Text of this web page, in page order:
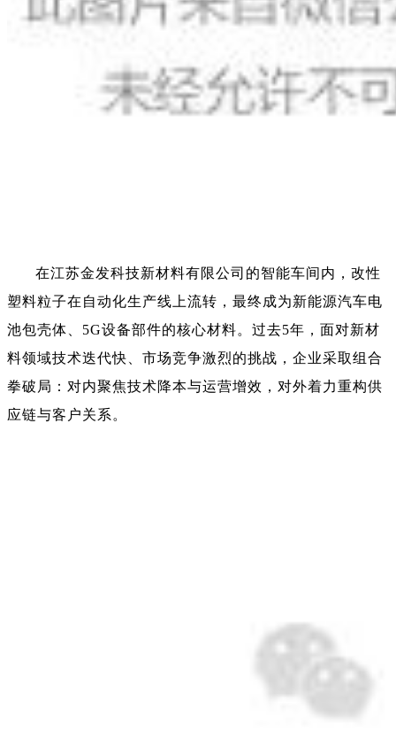
在江苏金发科技新材料有限公司的智能车间内，改性
塑料粒子在自动化生产线上流转，最终成为新能源汽车电
池包壳体、5G设备部件的核心材料。过去5年，面对新材
料领域技术迭代快、市场竞争激烈的挑战，企业采取组合
拳破局：对内聚焦技术降本与运营增效，对外着力重构供
应链与客户关系。